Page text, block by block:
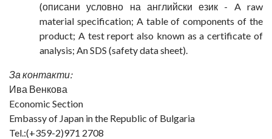
(описани условно на английски език - A raw
material specification; A table of components of the
product; A test report also known as a certificate of
analysis; An SDS (safety data sheet).
За контакти:
Ива Венкова
Economic Section
Embassy of Japan in the Republic of Bulgaria
Tel.:(+359-2)971 2708